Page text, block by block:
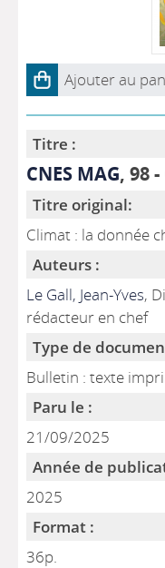
Ajouter au
Titre :
CNES MAG, 98
Titre original:
Climat : la donnée
Auteurs :
Le Gall, Jean-Yves,
rédacteur en chef
Type de
Bulletin : texte
Paru le :
21/09/2025
Année de
2025
Format :
36p.